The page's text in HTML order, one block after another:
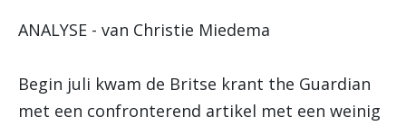
ANALYSE - van Christie Miedema
Begin juli kwam de Britse krant the Guardian
met een confronterend artikel met een weinig